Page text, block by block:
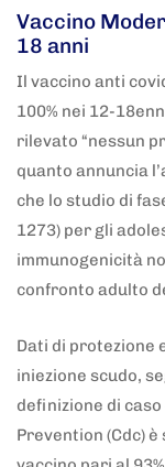
Vaccino
18 anni
Il vaccino anti
100% nei 12-
rilevato “nessun
quanto annuncia
che lo studio di
1273) per gli
immunogenicità
confronto adulto
Dati di protezione
iniezione scudo,
definizione di
Prevention (Cdc)